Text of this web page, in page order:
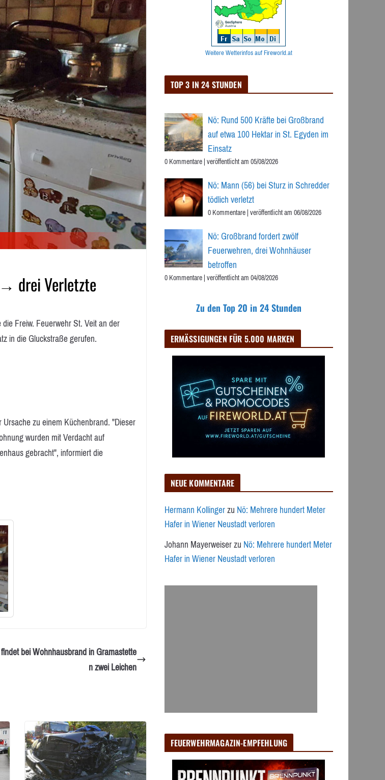
→ drei Verletzte
Freiw. Feuerwehr St. Veit an der
in die Gluckstraße gerufen.
zu einem Küchenbrand. "Dieser
wurden mit Verdacht auf
gebracht", informiert die
bei Wohnhausbrand in Gramastette
n zwei Leichen
Weitere Wetterinfos auf Fireworld.at
TOP 3 IN 24 STUNDEN
Nö: Rund 500 Kräfte bei Großbrand
auf etwa 100 Hektar in St. Egyden im
Einsatz
0 Kommentare|veröffentlicht am 05/08/2026
Nö: Mann (56) bei Sturz in Schredder
tödlich verletzt
0 Kommentare|veröffentlicht am 06/08/2026
Nö: Großbrand fordert zwölf
Feuerwehren, drei Wohnhäuser
betroffen
0 Kommentare|veröffentlicht am 04/08/2026
Zu den Top 20 in 24 Stunden
ERMÄSSIGUNGEN FÜR 5.000 MARKEN
NEUE KOMMENTARE
Hermann KollingerzuNö: Mehrere hundert Meter
Hafer in Wiener Neustadt verloren
Johann MayerweiserzuNö: Mehrere hundert Meter
Hafer in Wiener Neustadt verloren
FEUERWEHRMAGAZIN-EMPFEHLUNG